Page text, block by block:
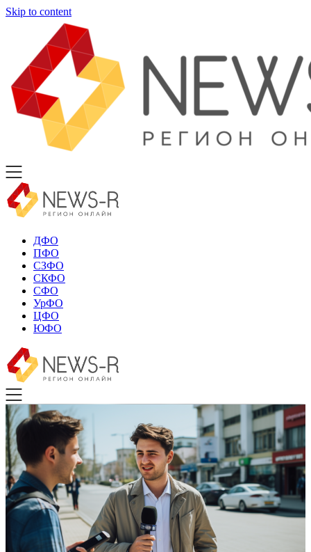
Skip to content
ДФО
ПФО
СЗФО
СКФО
СФО
УрФО
ЦФО
ЮФО